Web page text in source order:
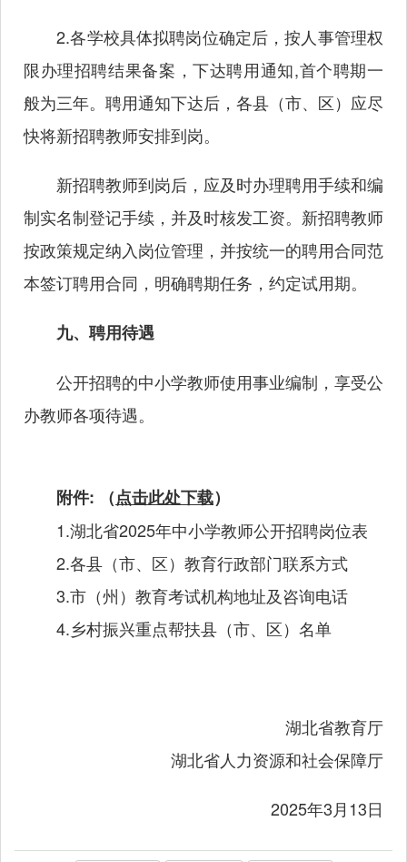
2.各学校具体拟聘岗位确定后，按人事管理权
限办理招聘结果备案，下达聘用通知,首个聘期一
般为三年。聘用通知下达后，各县（市、区）应尽
快将新招聘教师安排到岗。
新招聘教师到岗后，应及时办理聘用手续和编
制实名制登记手续，并及时核发工资。新招聘教师
按政策规定纳入岗位管理，并按统一的聘用合同范
本签订聘用合同，明确聘期任务，约定试用期。
九、聘用待遇
公开招聘的中小学教师使用事业编制，享受公
办教师各项待遇。
附件: （点击此处下载）
1.湖北省2025年中小学教师公开招聘岗位表
2.各县（市、区）教育行政部门联系方式
3.市（州）教育考试机构地址及咨询电话
4.乡村振兴重点帮扶县（市、区）名单
湖北省教育厅
湖北省人力资源和社会保障厅
2025年3月13日